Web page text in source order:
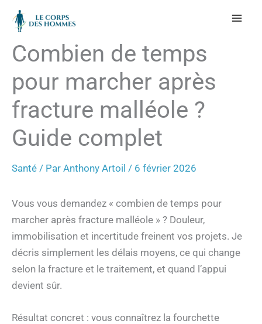
Aller
Combien de temps
pour marcher après
fracture malléole ?
Guide complet
Santé / Par Anthony Artoil / 6 février 2026
Vous vous demandez « combien de temps pour
marcher après fracture malléole » ? Douleur,
immobilisation et incertitude freinent vos projets. Je
décris simplement les délais moyens, ce qui change
selon la fracture et le traitement, et quand l’appui
devient sûr.
Résultat concret : vous connaîtrez la fourchette